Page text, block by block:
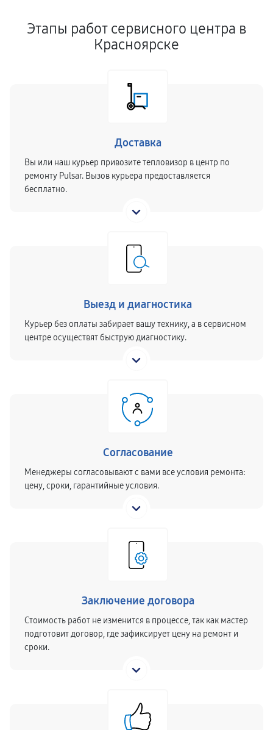
Этапы работ сервисного центра в
Красноярске
Доставка
Вы или наш курьер привозите тепловизор в центр по
ремонту Pulsar. Вызов курьера предоставляется
бесплатно.
Выезд и диагностика
Курьер без оплаты забирает вашу технику, а в сервисном
центре осуществят быструю диагностику.
Согласование
Менеджеры согласовывают с вами все условия ремонта:
цену, сроки, гарантийные условия.
Заключение договора
Стоимость работ не изменится в процессе, так как мастер
подготовит договор, где зафиксирует цену на ремонт и
сроки.